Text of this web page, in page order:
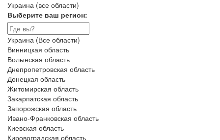
Украина (все области)
Выберите ваш регион:
Украина (Все области)
Винницкая область
Волынская область
Днепропетровская область
Донецкая область
Житомирская область
Закарпатская область
Запорожская область
Ивано-Франковская область
Киевская область
Кировоградская область